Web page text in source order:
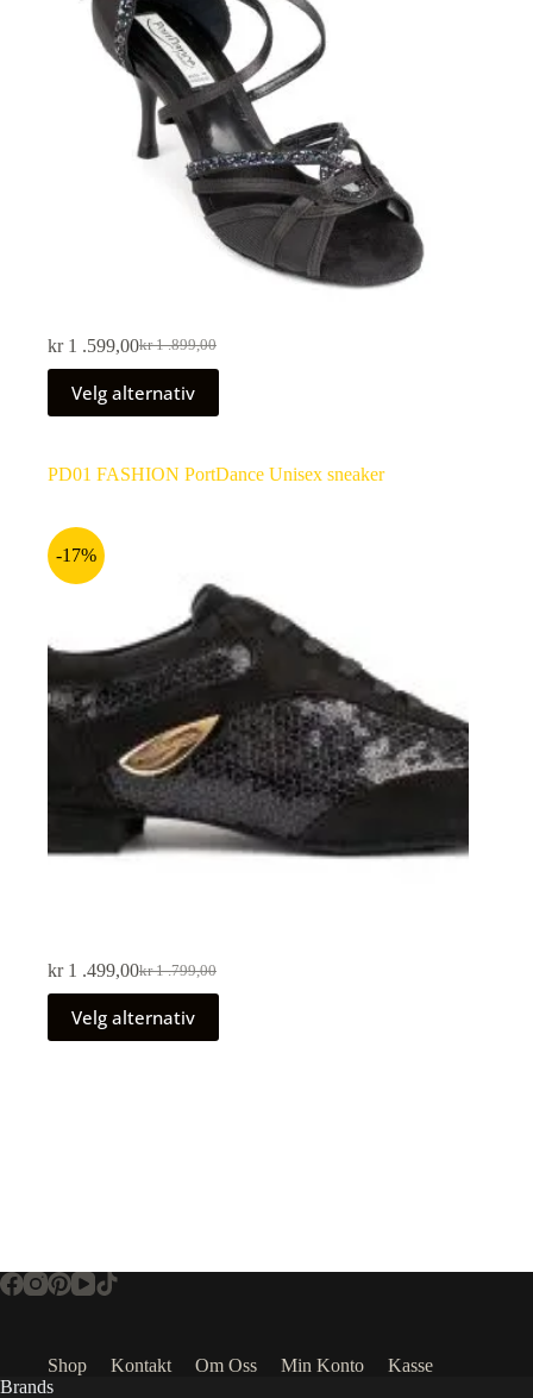
kr1 .899,00
kr1 .599,00
Velg alternativ
PD01 FASHION PortDance Unisex sneaker
-17%
kr1 .799,00
kr1 .499,00
Velg alternativ
Shop Kontakt Om Oss Min Konto
Kasse
Brands